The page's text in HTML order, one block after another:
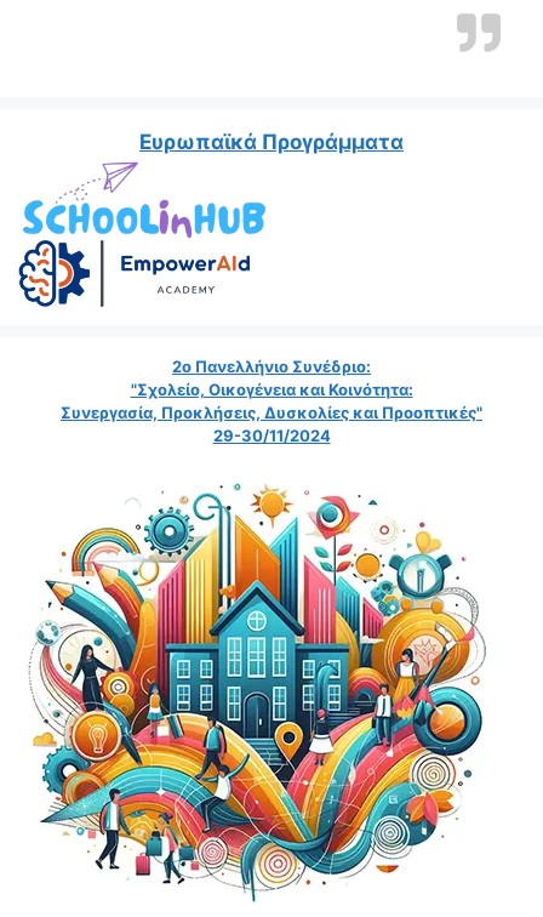
Ευρωπαϊκά Προγράμματα
2ο Πανελλήνιο Συνέδριο:
"Σχολείο, Οικογένεια και Κοινότητα:
Συνεργασία, Προκλήσεις, Δυσκολίες και Προοπτικές"
29-30/11/2024